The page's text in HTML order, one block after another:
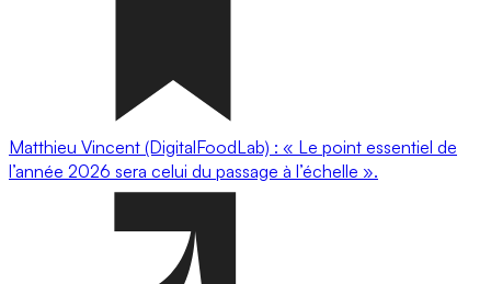
Matthieu Vincent (DigitalFoodLab) : « Le point essentiel de
l’année 2026 sera celui du passage à l’échelle ».